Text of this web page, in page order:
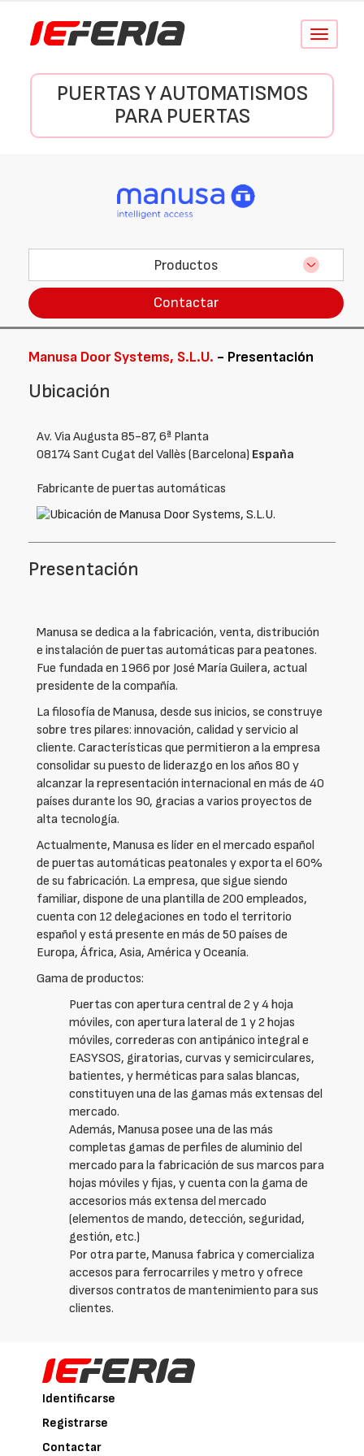
Conmutar
PUERTAS Y AUTOMATISMOS
PARA PUERTAS
Productos
Contactar
Manusa Door Systems, S.L.U. - Presentación
Ubicación
Av. Via Augusta 85-87, 6ª Planta
08174 Sant Cugat del Vallès (Barcelona) España
Fabricante de puertas automáticas
Presentación
Manusa se dedica a la fabricación, venta, distribución
e instalación de puertas automáticas para peatones.
Fue fundada en 1966 por José María Guilera, actual
presidente de la compañía.
La filosofía de Manusa, desde sus inicios, se construye
sobre tres pilares: innovación, calidad y servicio al
cliente. Características que permitieron a la empresa
consolidar su puesto de liderazgo en los años 80 y
alcanzar la representación internacional en más de 40
países durante los 90, gracias a varios proyectos de
alta tecnología.
Actualmente, Manusa es líder en el mercado español
de puertas automáticas peatonales y exporta el 60%
de su fabricación. La empresa, que sigue siendo
familiar, dispone de una plantilla de 200 empleados,
cuenta con 12 delegaciones en todo el territorio
español y está presente en más de 50 países de
Europa, África, Asia, América y Oceanía.
Gama de productos:
Puertas con apertura central de 2 y 4 hoja
móviles, con apertura lateral de 1 y 2 hojas
móviles, correderas con antipánico integral e
EASYSOS, giratorias, curvas y semicirculares,
batientes, y herméticas para salas blancas,
constituyen una de las gamas más extensas del
mercado.
Además, Manusa posee una de las más
completas gamas de perfiles de aluminio del
mercado para la fabricación de sus marcos para
hojas móviles y fijas, y cuenta con la gama de
accesorios más extensa del mercado
(elementos de mando, detección, seguridad,
gestión, etc.)
Por otra parte, Manusa fabrica y comercializa
accesos para ferrocarriles y metro y ofrece
diversos contratos de mantenimiento para sus
clientes.
Identificarse
Registrarse
Contactar